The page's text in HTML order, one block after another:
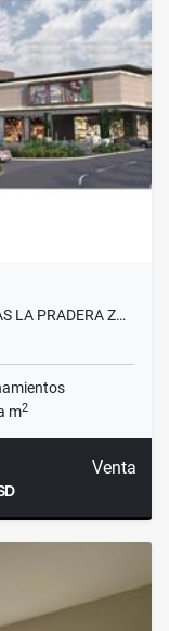
LA PRADERA Z…
m2
Venta